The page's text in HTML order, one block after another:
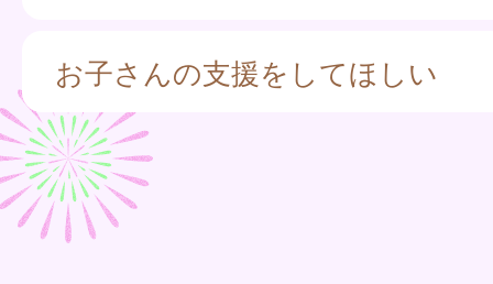
お子さんの支援をしてほしい